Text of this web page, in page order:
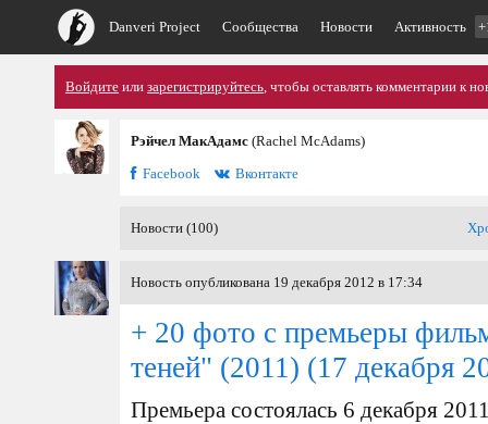
Danveri Project Сообщества Новости Активность
Войдите или зарегистрируйтесь, чтобы оставлять комментарии к
Рэйчел МакАдамс (Rachel McAdams)
Facebook
Вконтакте
Новости (100)
Новость опубликована 19 декабря 2012 в 17:34
+ 20 фото с премьеры
теней" (2011) (17 декабря
Премьера состоялась 6 декабря